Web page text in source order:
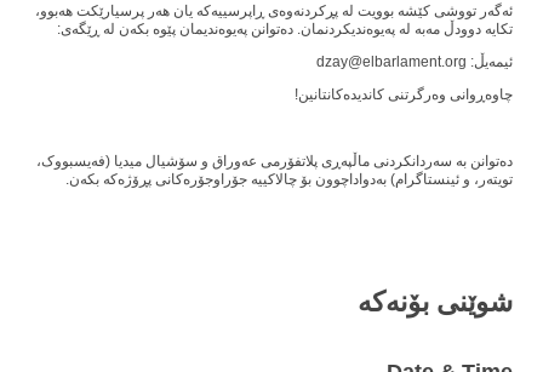
ئەگەر تووشی کێشە بوویت لە پڕکردنەوەی ڕاپرسییەکە یان هەر پرسیارێکت هەبوو،
تکایە دوودڵ مەبە لە پەیوەندیکردنمان. دەتوانن پەیوەندیمان پێوە بکەن لە ڕێگەی:
ئیمەیڵ: dzay@elbarlament.org
چاوەڕوانی وەرگرتنی کاندیدەکانتانین!
دەتوانن بە سەردانکردنی ماڵپەڕی پلاتفۆرمی عەوراق و سۆشیال میدیا (فەیسبووک،
تویتەر، و ئینستاگرام) بەدواداچوون بۆ چالاکییە جۆراوجۆرەکانی پڕۆژەکە بکەن.
شوێنی بۆنەکە